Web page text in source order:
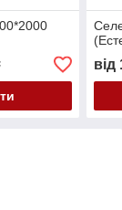
від